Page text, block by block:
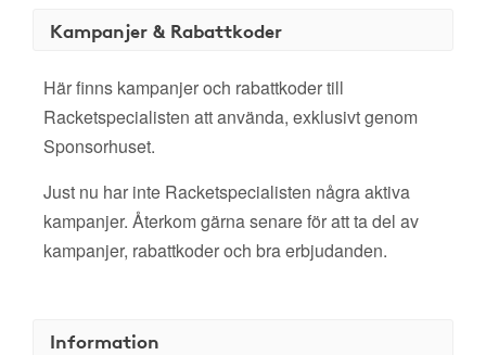
Kampanjer & Rabattkoder
Här finns kampanjer och rabattkoder till
Racketspecialisten att använda, exklusivt genom
Sponsorhuset.
Just nu har inte Racketspecialisten några aktiva
kampanjer. Återkom gärna senare för att ta del av
kampanjer, rabattkoder och bra erbjudanden.
Information